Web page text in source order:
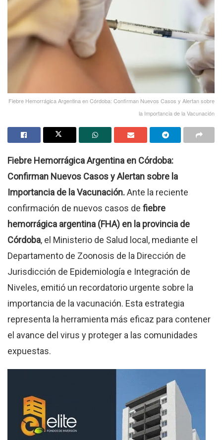
Fiebre Hemorrágica Argentina en Córdoba: Confirman Nuevos Casos y Alertan sobre
la Importancia de la Vacunación
Fiebre Hemorrágica Argentina en Córdoba:
Confirman Nuevos Casos y Alertan sobre la
Importancia de la Vacunación.Ante la reciente
confirmación de nuevos casos de fiebre
hemorrágica argentina (FHA) en la provincia de
Córdoba, el Ministerio de Salud local, mediante el
Departamento de Zoonosis de la Dirección de
Jurisdicción de Epidemiología e Integración de
Niveles, emitió un recordatorio urgente sobre la
importancia de la vacunación. Esta estrategia
representa la herramienta más eficaz para contener
el avance del virus y proteger a las comunidades
expuestas.